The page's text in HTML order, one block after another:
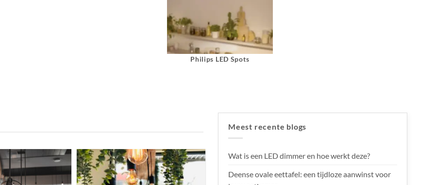
Philips LED Spots
Meest recente blogs
Wat is een LED dimmer en hoe werkt deze?
Deense ovale eettafel: een tijdloze aanwinst voor